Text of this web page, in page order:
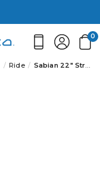
0
Ride Sabian 22" Stratus Ride Plato Batería